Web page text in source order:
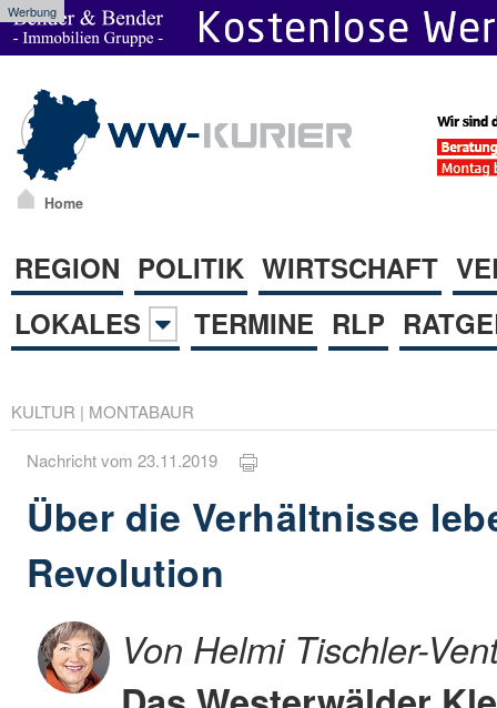
Werbung
Home
REGION POLITIK WIRTSCHAFT
LOKALES
TERMINE RLP
KULTUR | MONTABAUR
Nachricht vom 23.11.2019
Über die Verhältnisse
Revolution
Von Helmi Tischler-